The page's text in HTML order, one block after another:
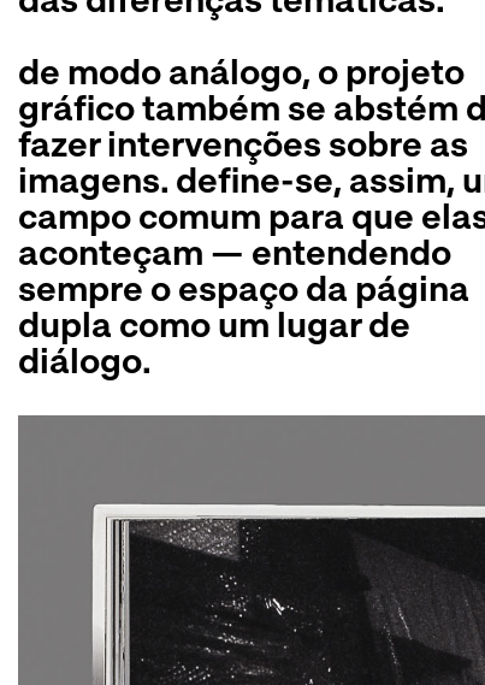
de modo análogo, o projeto
gráfico também se abstém
fazer intervenções sobre as
imagens. define-se, assim,
campo comum para que
aconteçam — entendendo
sempre o espaço da página
dupla como um lugar de
diálogo.